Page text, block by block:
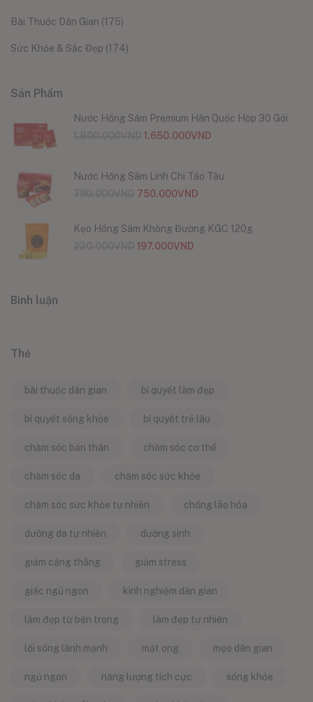
Bài Thuốc Dân Gian (175)
Sức Khỏe & Sắc Đẹp (174)
Sản Phẩm
Nước Hồng Sâm Premium Hàn Quốc Hộp 30 Gói
1.650.000VND
Nước Hồng Sâm Linh Chi Táo Tàu
750.000VND
Kẹo Hồng Sâm Không Đường KGC 120g
197.000VND
Bình luận
Thẻ
bài thuốc dân gian bí quyết làm đẹp
bí quyết sống khỏe bí quyết trẻ lâu
chăm sóc bản thân chăm sóc cơ thể
chăm sóc da chăm sóc sức khỏe
chăm sóc sức khỏe tự nhiên chống lão hóa
dưỡng da tự nhiên dưỡng sinh
giảm căng thẳng giảm stress
giấc ngủ ngon kinh nghiệm dân gian
làm đẹp từ bên trong làm đẹp tự nhiên
lối sống lành mạnh mật ong mẹo dân gian
ngủ ngon năng lượng tích cực sống khỏe